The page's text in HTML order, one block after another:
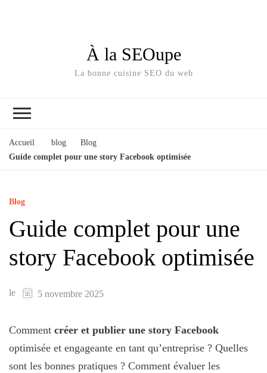
À la SEOupe
La bonne cuisine SEO du web
Accueil blog
Blog
Guide complet pour une story Facebook optimisée
Blog
Guide complet pour une
story Facebook optimisée
le 5 novembre 2025
Comment créer et publier une story Facebook
optimisée et engageante en tant qu’entreprise ? Quelles
sont les bonnes pratiques ? Comment évaluer les